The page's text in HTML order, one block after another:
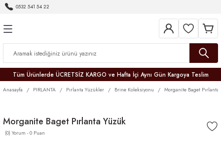
0532 541 54 22
Tüm Ürünlerde ÜCRETSİZ KARGO ve Hafta İçi Aynı Gün Kargoya Teslim
Anasayfa PIRLANTA Pırlanta Yüzükler Brine Koleksiyonu Morganite Baget Pırlanta
Morganite Baget Pırlanta Yüzük
(0) Yorum - 0 Puan